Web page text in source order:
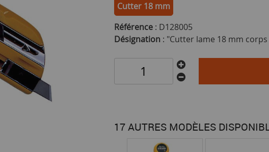
Cutter 18 mm
Référence : D128005
Désignation : "Cutter lame 18 mm
17 AUTRES MODÈLES